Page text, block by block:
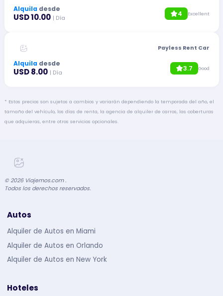
Alquila desde
USD 10.00 | Día 4 Excellent
Payless Rent Car
Alquila desde
USD 8.00 | Día 3.7 Good
* Estos precios son sujetos a cambios y variarán dependiendo la temporada del año, el
tamaño del vehículo, los días de renta, la agencia de alquiler de carros, las coberturas
que adquieras, entre otros servicios opcionales.
© 2026Viajemos.com .
Todos los derechos reservados.
Autos
Alquiler de Autos en Miami
Alquiler de Autos en Orlando
Alquiler de Autos en New York
Hoteles